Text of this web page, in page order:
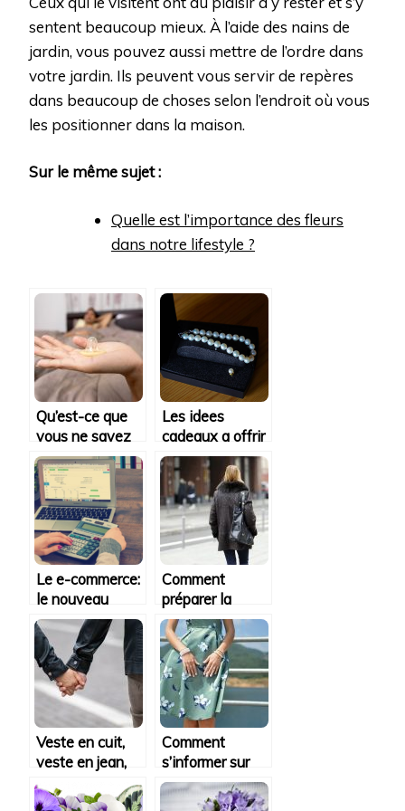
sentent beaucoup mieux. À l’aide des nains de
jardin, vous pouvez aussi mettre de l’ordre dans
votre jardin. Ils peuvent vous servir de repères
dans beaucoup de choses selon l’endroit où vous
les positionner dans la maison.
Sur le même sujet :
Quelle est l’importance des fleurs
dans notre lifestyle ?
Qu’est-ce que
vous ne savez
pas encore sur
les preservatifs
?
Les idees
cadeaux a offrir
pour nos
mamans
Le e-commerce:
le nouveau
business
tendance
Comment
préparer la
saison hivernale
en matière de
shopping?
Veste en cuit,
veste en jean,
des pièces
atemporelles de
Comment
s’informer sur
les nouvelles
tendances de